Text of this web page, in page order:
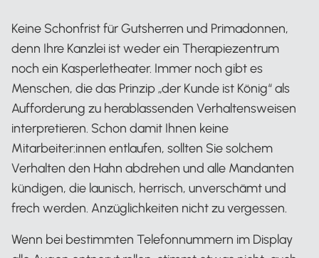
Keine Schonfrist für Gutsherren und Primadonnen,
denn Ihre Kanzlei ist weder ein Therapiezentrum
noch ein Kasperletheater. Immer noch gibt es
Menschen, die das Prinzip „der Kunde ist König“ als
Aufforderung zu herablassenden Verhaltensweisen
interpretieren. Schon damit Ihnen keine
Mitarbeiter:innen entlaufen, sollten Sie solchem
Verhalten den Hahn abdrehen und alle Mandanten
kündigen, die launisch, herrisch, unverschämt und
frech werden. Anzüglichkeiten nicht zu vergessen.
Wenn bei bestimmten Telefonnummern im Display